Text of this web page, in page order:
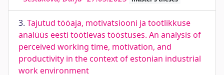
3. Tajutud tööaja, motivatsiooni ja tootlikkuse
analüüs eesti töötlevas tööstuses. An analysis of
perceived working time, motivation, and
productivity in the context of estonian industrial
work environment